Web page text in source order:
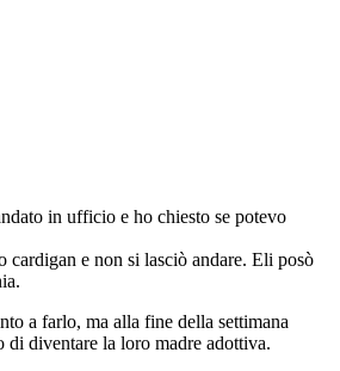
in ufficio e ho chiesto se potevo
cardigan e non si lasciò andare. Eli posò
a farlo, ma alla fine della settimana
di diventare la loro madre adottiva.